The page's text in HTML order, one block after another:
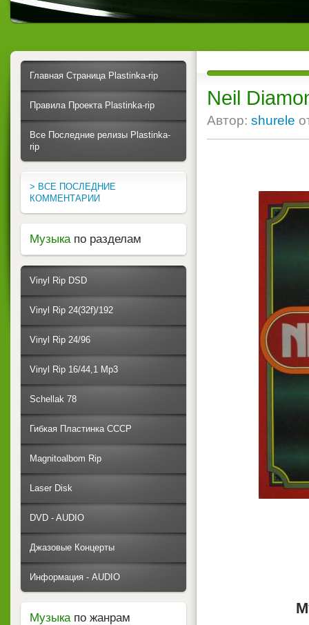
Neil
Автор: shurele
Главная Страница Plastinka-rip
Правила Проекта Plastinka-rip
Все Последние релизы Plastinka-
rip
> ВСЕ ПОСЛЕДНИЕ
КОММЕНТАРИИ
Музыка по разделам
Vinyl Rip DSD
Vinyl Rip 24(32f)/192
Vinyl Rip 24/96
Vinyl Rip 16/44,1 Mp3
Schellak 78
Гибкая Пластинка СССР
Magnitoalbom Rip
Laser Disk
DVD - AUDIO
Джазовые Концерты
Информация - AUDIO
Музыкапо жанрам